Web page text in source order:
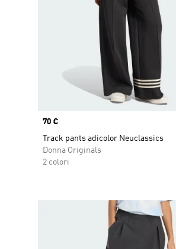
Price
70 €
Track pants adicolor Neuclassics
Donna Originals
2 colori